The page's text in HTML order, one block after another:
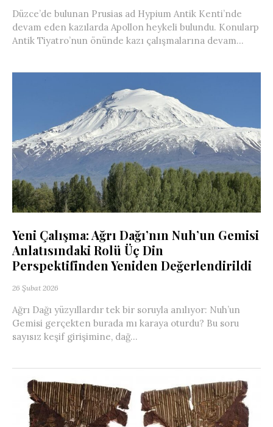
Düzce’de bulunan Prusias ad Hypium Antik Kenti’nde
devam eden kazılarda Apollon heykeli bulundu. Konularp
Antik Tiyatro’nun önünde kazı çalışmalarına devam...
Yeni Çalışma: Ağrı Dağı’nın Nuh’un Gemisi
Anlatısındaki Rolü Üç Din
Perspektifinden Yeniden Değerlendirildi
26 Şubat 2026
Ağrı Dağı yüzyıllardır tek bir soruyla anılıyor: Nuh’un
Gemisi gerçekten burada mı karaya oturdu? Bu soru
sayısız keşif girişimine, dağ...